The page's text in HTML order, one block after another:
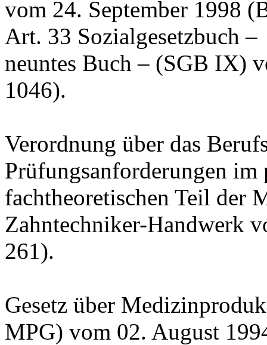
vom 24. September 1998
Art. 33 Sozialgesetzbuch –
neuntes Buch – (SGB IX)
1046).
Verordnung über das
Prüfungsanforderungen
fachtheoretischen Teil der
Zahntechniker-Handwerk
261).
Gesetz über
MPG) vom 02. August